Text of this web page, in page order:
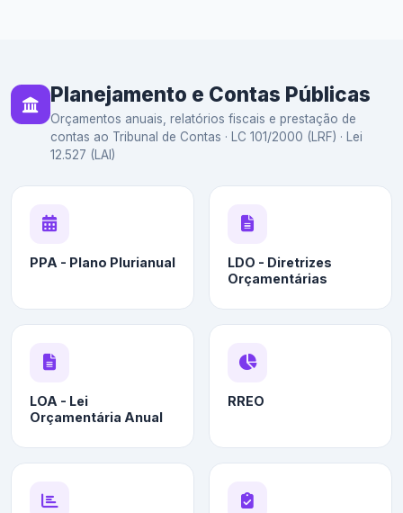
Planejamento e Contas Públicas
Orçamentos anuais, relatórios fiscais e prestação de
contas ao Tribunal de Contas · LC 101/2000 (LRF) · Lei
12.527 (LAI)
PPA - Plano Plurianual
LDO - Diretrizes
Orçamentárias
LOA - Lei
Orçamentária Anual
RREO